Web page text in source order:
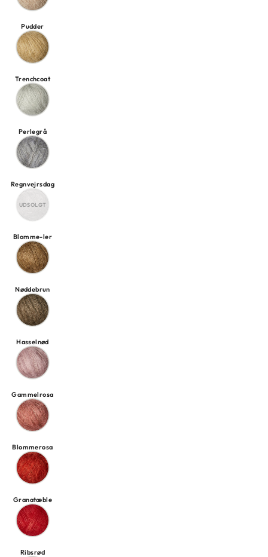
Pudder
Trenchcoat
Perlegrå
Regnvejrsdag
Blomme-ler
Nøddebrun
Hasselnød
Gammelrosa
Blommerosa
Granatæble
Ribsrød